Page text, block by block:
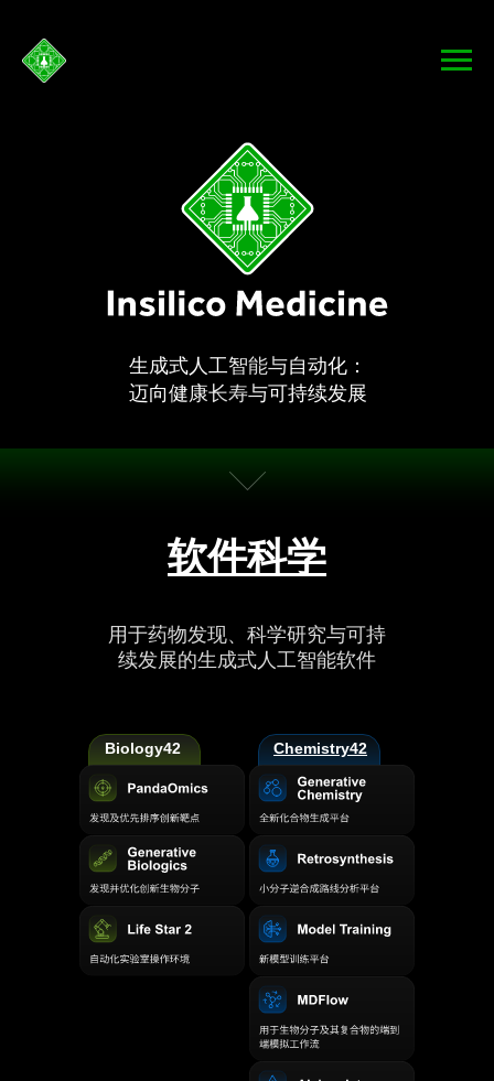
Chemistry42
Biology42
用于药物发现、科学研究与可持
续发展的生成式人工智能软件
软件科学
生成式人工智能与自动化：
迈向健康长寿与可持续发展